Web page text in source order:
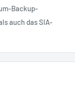
Backup-
auch das SIA-